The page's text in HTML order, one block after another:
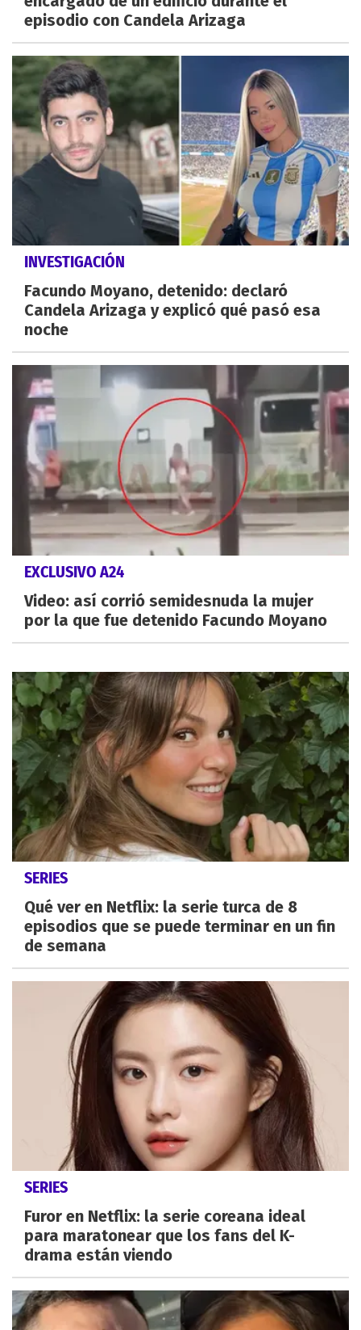
episodio con Candela Arizaga
INVESTIGACIÓN
Facundo Moyano, detenido: declaró
Candela Arizaga y explicó qué pasó esa
noche
EXCLUSIVO A24
Video: así corrió semidesnuda la mujer
por la que fue detenido Facundo Moyano
SERIES
Qué ver en Netflix: la serie turca de 8
episodios que se puede terminar en un fin
de semana
SERIES
Furor en Netflix: la serie coreana ideal
para maratonear que los fans del K-
drama están viendo